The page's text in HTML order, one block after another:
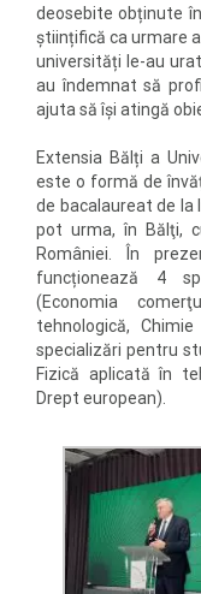
deosebite obținute
științifică ca urmare
universități le-au
au îndemnat să
ajuta să își atingă
Extensia Bălți a
este o formă de
de bacalaureat de la
pot urma, în Bălţi,
României. În
funcționează 4
(Economia
tehnologică,
specializări pentru
Fizică aplicată în
Drept european).